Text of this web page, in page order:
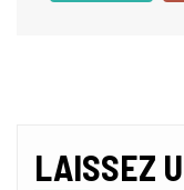
LAISSEZ